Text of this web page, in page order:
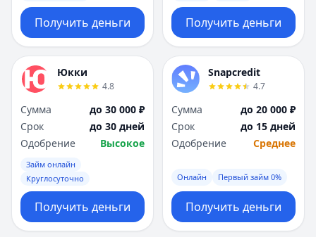
Получить деньги Получить деньги
Юкки
4.8
Сумма
до 30 000 ₽
Срок
до 30 дней
Одобрение
Высокое
Займ онлайн
Круглосуточно
Получить деньги
Snapcredit
4.7
Сумма
до 20 000 ₽
Срок
до 15 дней
Одобрение
Среднее
Онлайн Первый займ 0%
Получить деньги